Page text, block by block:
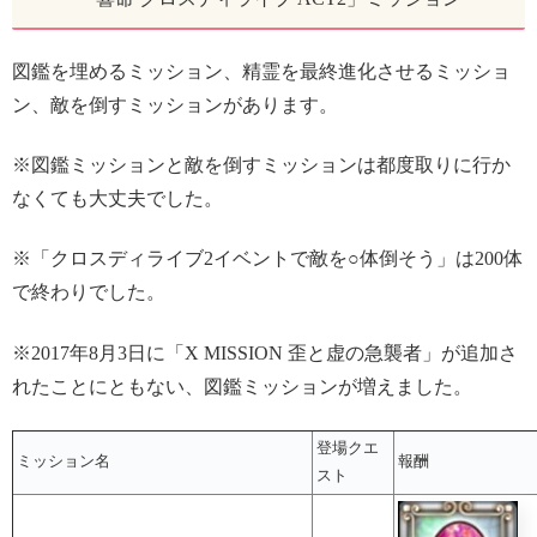
図鑑を埋めるミッション、精霊を最終進化させるミッショ
ン、敵を倒すミッションがあります。
※図鑑ミッションと敵を倒すミッションは都度取りに行か
なくても大丈夫でした。
※「クロスディライブ2イベントで敵を○体倒そう」は200体
で終わりでした。
※2017年8月3日に「X MISSION 歪と虚の急襲者」が追加さ
れたことにともない、図鑑ミッションが増えました。
ミッション名
登場クエ
スト
報酬